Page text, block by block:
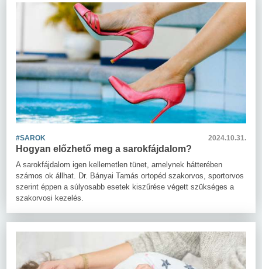
#SAROK 2024.10.31.
Hogyan előzhető meg a sarokfájdalom?
A sarokfájdalom igen kellemetlen tünet, amelynek hátterében
számos ok állhat. Dr. Bányai Tamás ortopéd szakorvos, sportorvos
szerint éppen a súlyosabb esetek kiszűrése végett szükséges a
szakorvosi kezelés.